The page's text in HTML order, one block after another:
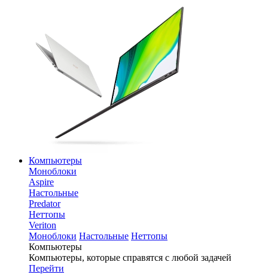
Компьютеры
Моноблоки
Aspire
Настольные
Predator
Неттопы
Veriton
Моноблоки Настольные Неттопы
Компьютеры
Компьютеры, которые справятся с любой задачей
Перейти